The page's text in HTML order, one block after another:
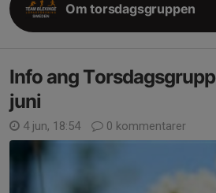
Om torsdagsgruppen
Info ang
juni
4 jun, 18:54 0 kommentarer